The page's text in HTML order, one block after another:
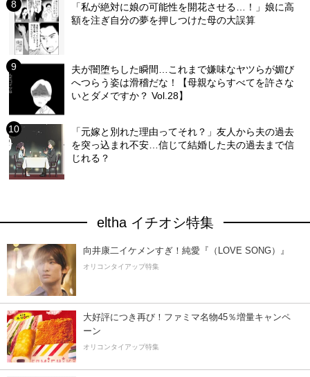
「私が絶対に娘の可能性を開花させる…！」娘に高
額を注ぎ自分の夢を押しつけた母の大誤算
夫が闇堕ちした瞬間…これまで嫌味なヤツらが媚び
へつらう姿は滑稽だな！【母親ならすべてを許さな
いとダメですか？ Vol.28】
「元嫁と別れた理由ってそれ？」友人から夫の過去
を突っ込まれ不安…信じて結婚した夫の過去まで信
じれる？
eltha イチオシ特集
向井康二イケメンすぎ！純愛『（LOVE SONG）』
オリコンタイアップ特集
大好評につき再び！ファミマ名物45％増量キャンペ
ーン
オリコンタイアップ特集